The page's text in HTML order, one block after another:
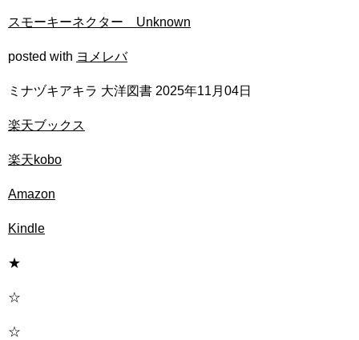
スモーキーネクター Unknown
posted with ヨメレバ
ミナヅキアキラ 大洋図書 2025年11月04日
楽天ブックス
楽天kobo
Amazon
Kindle
★
☆
☆